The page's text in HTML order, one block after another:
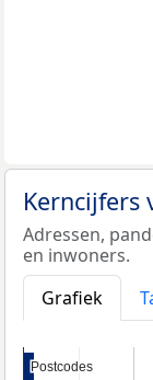
Kerncijfers
Adressen,
en inwoners.
Grafiek
Postcodes
Postcodes